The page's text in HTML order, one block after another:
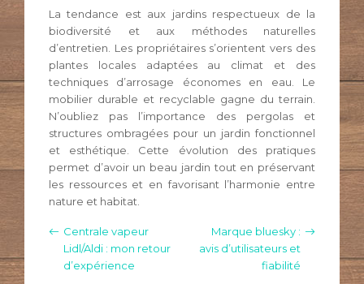
La tendance est aux jardins respectueux de la
biodiversité et aux méthodes naturelles
d’entretien. Les propriétaires s’orientent vers des
plantes locales adaptées au climat et des
techniques d’arrosage économes en eau. Le
mobilier durable et recyclable gagne du terrain.
N’oubliez pas l’importance des pergolas et
structures ombragées pour un jardin fonctionnel
et esthétique. Cette évolution des pratiques
permet d’avoir un beau jardin tout en préservant
les ressources et en favorisant l’harmonie entre
nature et habitat.
Centrale vapeur
Lidl/Aldi : mon retour
d’expérience
Marque bluesky :
avis d’utilisateurs et
fiabilité